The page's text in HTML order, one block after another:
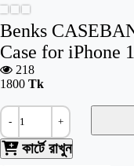
Benks
Case for iPhone
218
1800 Tk
- +
কার্টে রাখুন